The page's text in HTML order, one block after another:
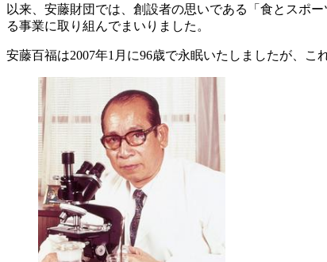
以来、安藤財団では、創設者の思いである「食とスポ
る事業に取り組んでまいりました。
安藤百福は2007年1月に96歳で永眠いたしましたが、こ